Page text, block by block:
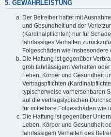
5. GEWÄHRLEISTUNG
Der Betreiber haftet mit
und Gesundheit und der
(Kardinalpflichten) nur für
fahrlässiges Verhalten
Folgeschäden wie insbesondere
Die Haftung ist gegenüber
grob fahrlässigem Verhalten
Leben, Körper und Gesundheit
Vertragspflichten
typischerweise vorhersehbaren
auf die vertragstypischen
für mittelbare Folgeschäden wie
Die Haftung ist gegenüber
Leben, Körper und Gesundheit
fahrlässigem Verhalten des